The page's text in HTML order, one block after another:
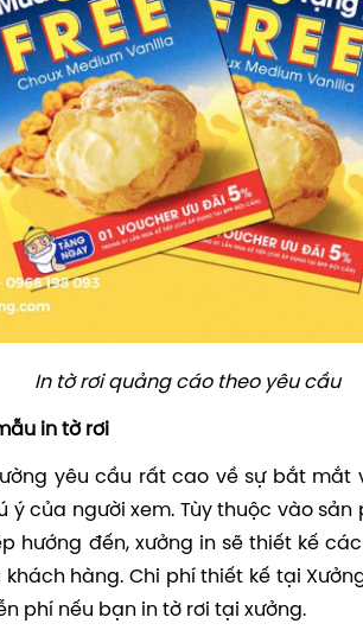
In tờ rơi quảng cáo theo yêu cầu
in tờ rơi
yêu cầu rất cao về sự bắt mắt
ý của người xem. Tùy thuộc vào sản
hướng đến, xưởng in sẽ thiết kế
hàng. Chi phí thiết kế tại
phí nếu bạn in tờ rơi tại xưởng.